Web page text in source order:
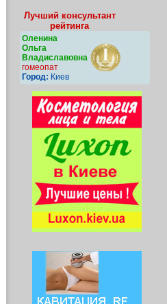
Лучший консультант
рейтинга
Оленина
Ольга
Владиславовна
гомеопат
Город: Киев